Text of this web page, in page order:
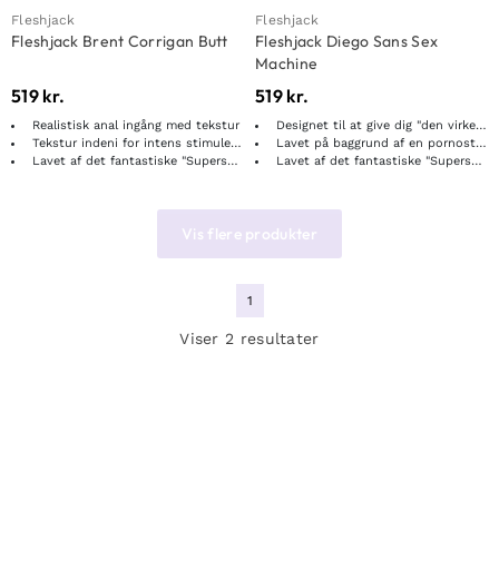
Fleshjack
Fleshjack Brent Corrigan Butt
519 kr.
Realistisk anal ingång med tekstur
Tekstur indeni for intens stimulering
Lavet af det fantastiske "Superskin"-materiale
Fleshjack
Fleshjack Diego Sans Sex
Machine
519 kr.
Designet til at give dig "den virkelige følelse"
Lavet på baggrund af en pornostjerne
Lavet af det fantastiske "Superskin"-materiale
Vis flere produkter
1
Viser 2 resultater